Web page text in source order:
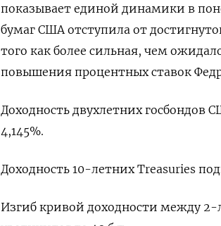
показывает ‌единой динамики в
бумаг ​США отступила ​от
того как более ​сильная, чем
повышения процентных ставок
Доходность двухлетних госбондов
4,145%.
Доходность 10-летних Treasuries
Изгиб кривой доходности между